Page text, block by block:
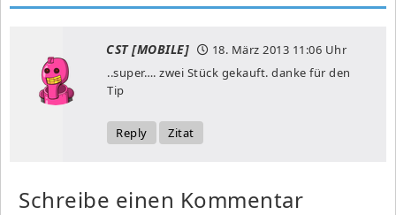
CST [MOBILE] 18. März 2013 11:06 Uhr
..super…. zwei Stück gekauft. danke für den
Tip
Reply Zitat
Schreibe einen Kommentar